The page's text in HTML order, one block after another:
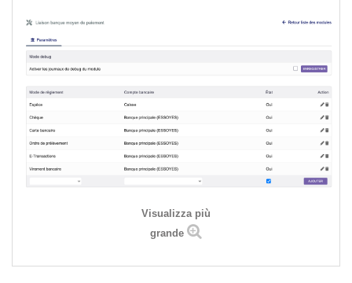
Visualizza più
grande